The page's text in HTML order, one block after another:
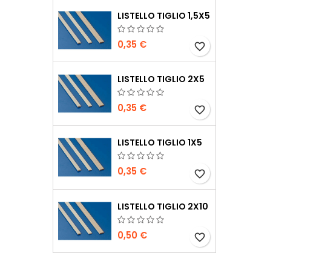
LISTELLO TIGLIO 1,5X5
0,35 € favorite_border
LISTELLO TIGLIO 2X5
0,35 € favorite_border
LISTELLO TIGLIO 1X5
0,35 € favorite_border
LISTELLO TIGLIO 2X10
0,50 € favorite_border